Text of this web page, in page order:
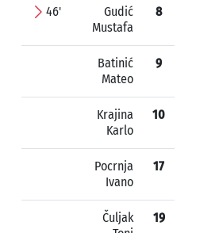
46'
Gudić
Mustafa
8
Batinić
Mateo
9
Krajina
Karlo
10
Pocrnja
Ivano
17
Čuljak
19